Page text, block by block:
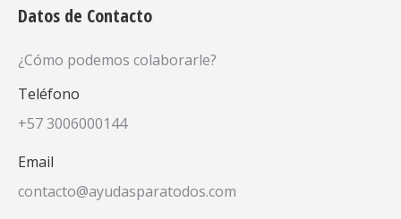
Datos de Contacto
¿Cómo podemos colaborarle?
Teléfono
+57 3006000144
Email
contacto@ayudasparatodos.com